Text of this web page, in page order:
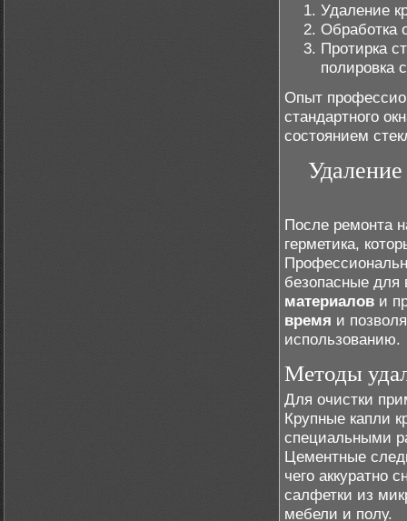
Удаление
Обработка
Протирка
полировка
Опыт
стандартного
состоянием
После ремонта
герметика,
безопасные для
материалов и
время и
использованию.
Методы
Для очистки
Крупные капли
специальными
Цементные
чего аккуратно
салфетки из
мебели и полу.